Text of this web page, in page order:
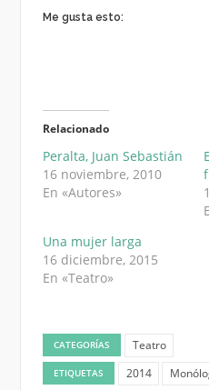
Me gusta esto:
Relacionado
Peralta, Juan Sebastián
16 noviembre, 2010
En «Autores»
Una mujer larga
16 diciembre, 2015
En «Teatro»
CATEGORÍAS Teatro
ETIQUETAS 2014